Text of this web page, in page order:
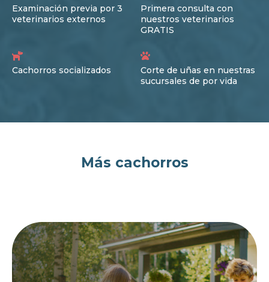
Examinación previa por 3
veterinarios externos
Primera consulta con
nuestros veterinarios
GRATIS
Cachorros socializados
Corte de uñas en nuestras
sucursales de por vida
Más cachorros